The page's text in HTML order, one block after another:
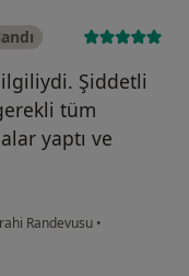
Şiddetli
tüm
yaptı ve
Randevusu •